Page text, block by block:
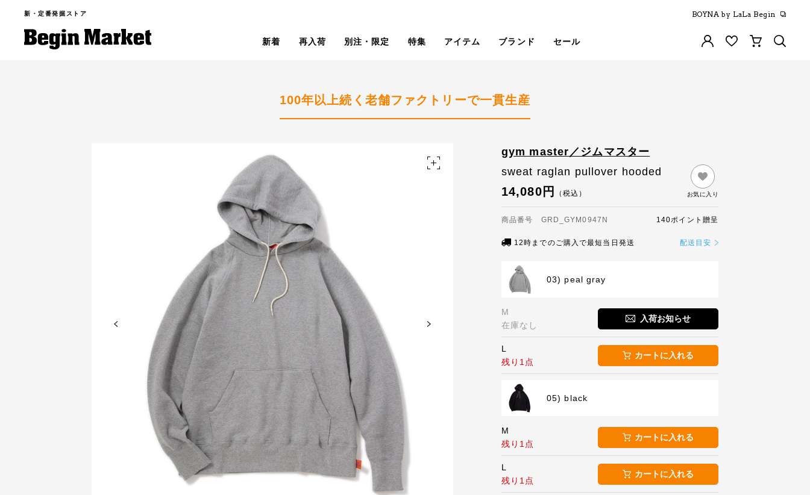
新・定番発掘ストア
新着 再入荷 別注・限定 特集 アイテム ブランド セール
BOYNA by LaLa Begin
100年以上続く老舗ファクトリーで一貫生産
gym master／ジムマスター
sweat raglan pullover hooded
14,080円 （税込） お気に入り
商品番号 GRD_GYM0947N 140ポイント贈呈
12時までのご購入で最短当日発送 配送目安
03) peal gray
M
在庫なし
入荷お知らせ
L
残り1点
カートに入れる
05) black
M
残り1点
カートに入れる
L
残り1点
カートに入れる